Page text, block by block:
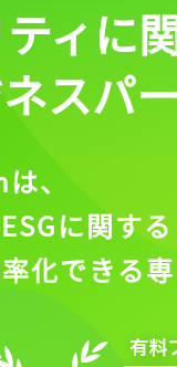
ィに
スパ
、
に関する
化できる